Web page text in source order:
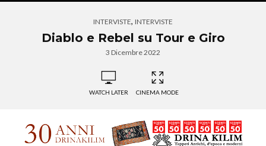
INTERVISTE, INTERVISTE
Diablo e Rebel su Tour e Giro
3 Dicembre 2022
WATCH LATER CINEMA MODE